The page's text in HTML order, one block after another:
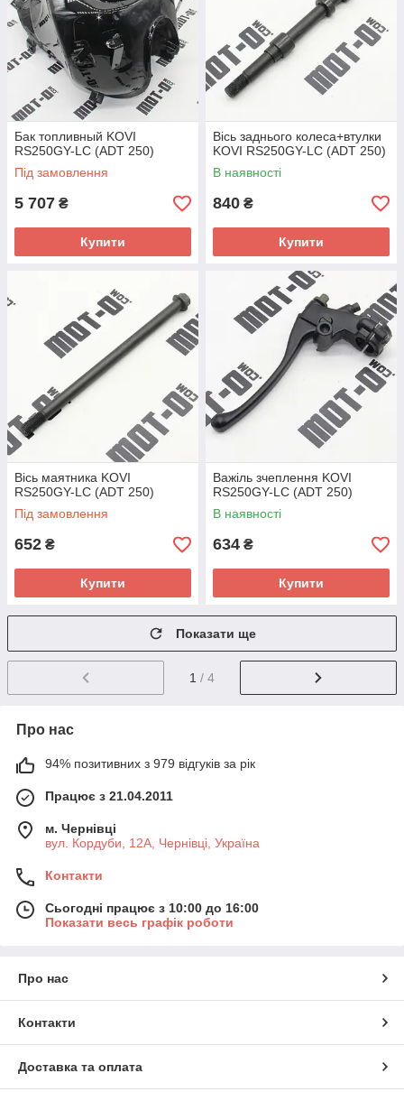
Бак топливный KOVI
RS250GY-LC (ADT 250)
Під замовлення
5 707 ₴
Купити
Вісь заднього колеса+втулки
KOVI RS250GY-LC (ADT 250)
В наявності
840 ₴
Купити
Вісь маятника KOVI
RS250GY-LC (ADT 250)
Під замовлення
652 ₴
Купити
Важіль зчеплення KOVI
RS250GY-LC (ADT 250)
В наявності
634 ₴
Купити
Показати ще
1 / 4
Про нас
94% позитивних з 979 відгуків за рік
Працює з 21.04.2011
м. Чернівці
вул. Кордуби, 12А, Чернівці, Україна
Контакти
Сьогодні працює з 10:00 до 16:00
Показати весь графік роботи
Про нас
Контакти
Доставка та оплата